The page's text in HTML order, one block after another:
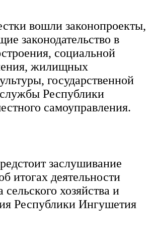
вошли законопроекты,
законодательство в
социальной
жилищных
государственной
Республики
самоуправления.
заслушивание
итогах деятельности
хозяйства и
Республики Ингушетия